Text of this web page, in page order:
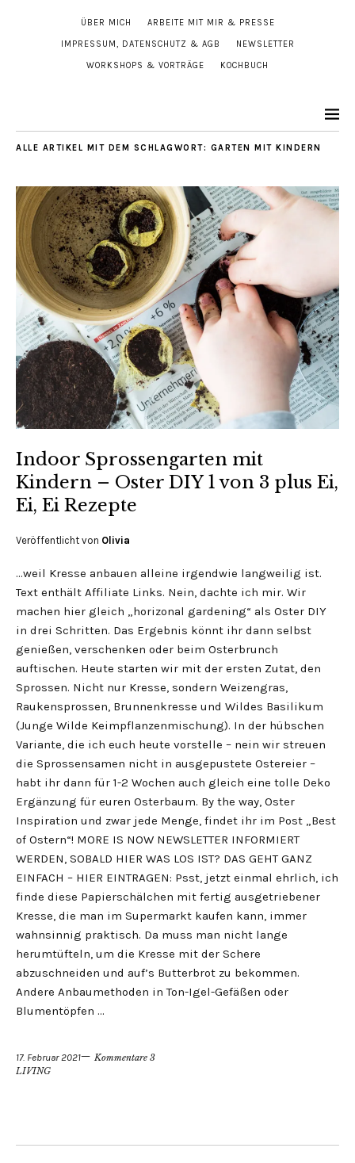
ÜBER MICH ARBEITE MIT MIR & PRESSE
IMPRESSUM, DATENSCHUTZ & AGB NEWSLETTER
WORKSHOPS & VORTRÄGE KOCHBUCH
ALLE ARTIKEL MIT DEM SCHLAGWORT: GARTEN MIT KINDERN
Indoor Sprossengarten mit
Kindern – Oster DIY 1 von 3 plus Ei,
Ei, Ei Rezepte
Veröffentlicht von Olivia
…weil Kresse anbauen alleine irgendwie langweilig ist.
Text enthält Affiliate Links. Nein, dachte ich mir. Wir
machen hier gleich „horizonal gardening“ als Oster DIY
in drei Schritten. Das Ergebnis könnt ihr dann selbst
genießen, verschenken oder beim Osterbrunch
auftischen. Heute starten wir mit der ersten Zutat, den
Sprossen. Nicht nur Kresse, sondern Weizengras,
Raukensprossen, Brunnenkresse und Wildes Basilikum
(Junge Wilde Keimpflanzenmischung). In der hübschen
Variante, die ich euch heute vorstelle – nein wir streuen
die Sprossensamen nicht in ausgepustete Ostereier –
habt ihr dann für 1-2 Wochen auch gleich eine tolle Deko
Ergänzung für euren Osterbaum. By the way, Oster
Inspiration und zwar jede Menge, findet ihr im Post „Best
of Ostern“! MORE IS NOW NEWSLETTER INFORMIERT
WERDEN, SOBALD HIER WAS LOS IST? DAS GEHT GANZ
EINFACH – HIER EINTRAGEN: Psst, jetzt einmal ehrlich, ich
finde diese Papierschälchen mit fertig ausgetriebener
Kresse, die man im Supermarkt kaufen kann, immer
wahnsinnig praktisch. Da muss man nicht lange
herumtüfteln, um die Kresse mit der Schere
abzuschneiden und auf’s Butterbrot zu bekommen.
Andere Anbaumethoden in Ton-Igel-Gefäßen oder
Blumentöpfen …
17. Februar 2021
Kommentare 3
LIVING